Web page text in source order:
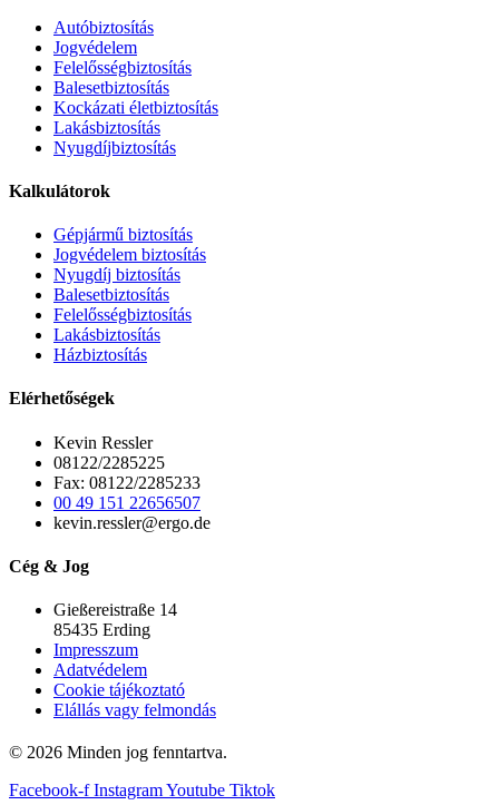
Autóbiztosítás
Jogvédelem
Felelősségbiztosítás
Balesetbiztosítás
Kockázati életbiztosítás
Lakásbiztosítás
Nyugdíjbiztosítás
Kalkulátorok
Gépjármű biztosítás
Jogvédelem biztosítás
Nyugdíj biztosítás
Balesetbiztosítás
Felelősségbiztosítás
Lakásbiztosítás
Házbiztosítás
Elérhetőségek
Kevin Ressler
08122/2285225
Fax: 08122/2285233
00 49 151 22656507
kevin.ressler@ergo.de
Cég & Jog
Gießereistraße 14
85435 Erding
Impresszum
Adatvédelem
Cookie tájékoztató
Elállás vagy felmondás
© 2026 Minden jog fenntartva.
Facebook-f InstagramYoutube Tiktok